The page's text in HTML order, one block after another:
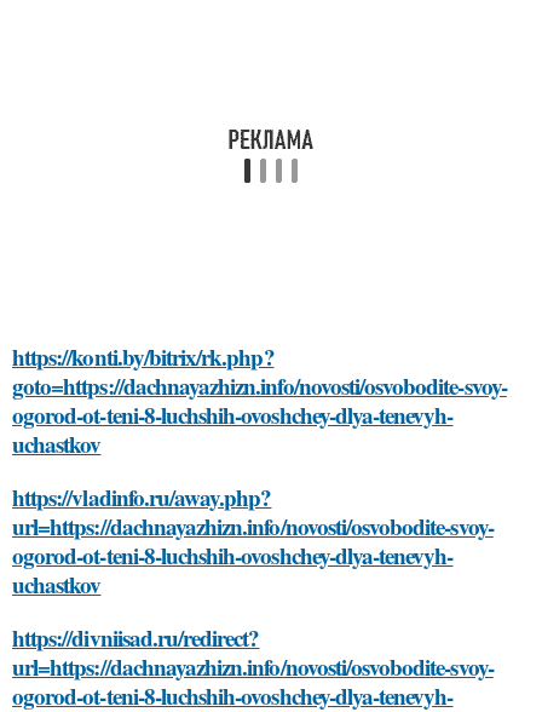
https://konti.by/bitrix/rk.php?
goto=https://dachnayazhizn.info/novosti/osvobodite-svoy-
ogorod-ot-teni-8-luchshih-ovoshchey-dlya-tenevyh-
uchastkov
https://vladinfo.ru/away.php?
url=https://dachnayazhizn.info/novosti/osvobodite-svoy-
ogorod-ot-teni-8-luchshih-ovoshchey-dlya-tenevyh-
uchastkov
https://divniisad.ru/redirect?
url=https://dachnayazhizn.info/novosti/osvobodite-svoy-
ogorod-ot-teni-8-luchshih-ovoshchey-dlya-tenevyh-